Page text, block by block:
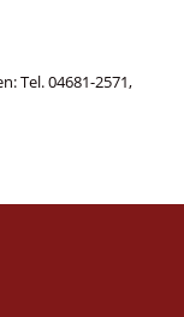
Tel. 04681-2571,